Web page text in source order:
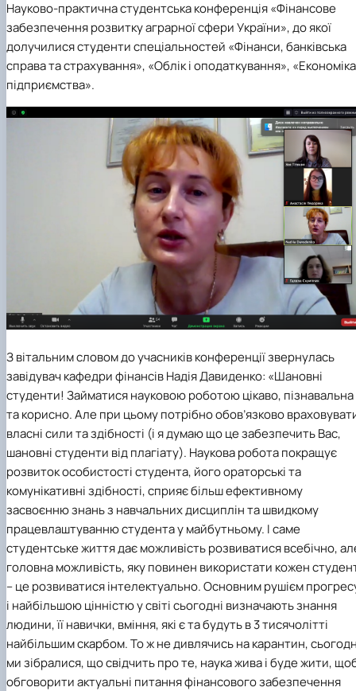
Проєкт «Розвиток лідерських навичок жінок
та мереж для забезпечення рівності у …
Науково-практична студентська конференція «Фінансове
забезпечення розвитку аграрної сфери України», до якої
долучилися студенти спеціальностей «Фінанси, банківська
справа та страхування», «Облік і оподаткування», «Економіка
підприємства».
З вітальним словом до учасників конференції звернулась
завідувач кафедри фінансівНадія Давиденко: «Шановні
студенти! Займатися науковою роботою цікаво, пізнавальна
та корисно. Але при цьому потрібно обов’язково
власні сили та здібності (і я думаю що це забезпечить Вас,
шановні студенти від плагіату). Наукова робота покращує
розвиток особистості студента, його ораторські та
комунікативні здібності, сприяє більш ефективному
засвоєнню знань з навчальних дисциплін та швидкому
працевлаштуванню студента у майбутньому. І саме
студентське життя дає можливість розвиватися всебічно,
головна можливість, яку повинен використати кожен
– це розвиватися інтелектуально. Основним рушієм
і найбільшою цінністю у світі сьогодні визначають знання
людини, її навички, вміння, які є та будуть в 3 тисячолітті
найбільшим скарбом. То ж не дивлячись на карантин,
ми зібралися, що свідчить про те, наука жива і буде жити,
обговорити актуальні питання фінансового забезпечення